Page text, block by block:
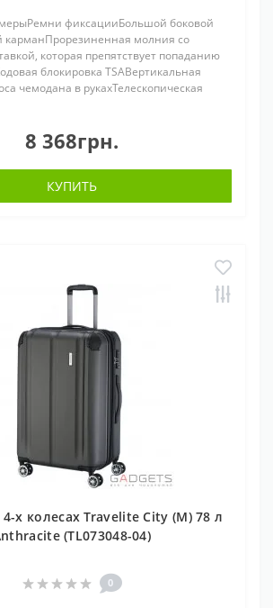
фиксацииБольшой боковой
карманПрорезиненная молния со
которая препятствует попаданию
блокировка TSAВертикальная
чемодана в рукахТелескопическая
8 368грн.
КУПИТЬ
х колесах Travelite City (M) 78 л
(TL073048-04)
0